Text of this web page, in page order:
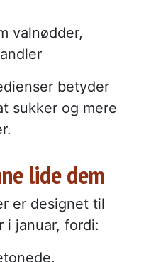
valnødder,
betyder
sukker og mere
lide dem
er designet til
januar, fordi: